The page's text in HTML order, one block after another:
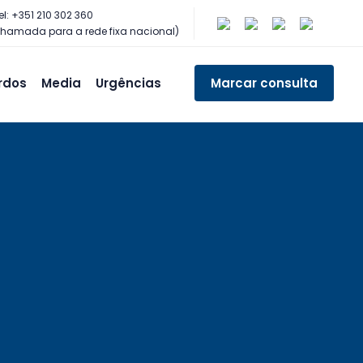
+351 210 302 360
para a rede fixa nacional)
Media Urgências Marcar consulta